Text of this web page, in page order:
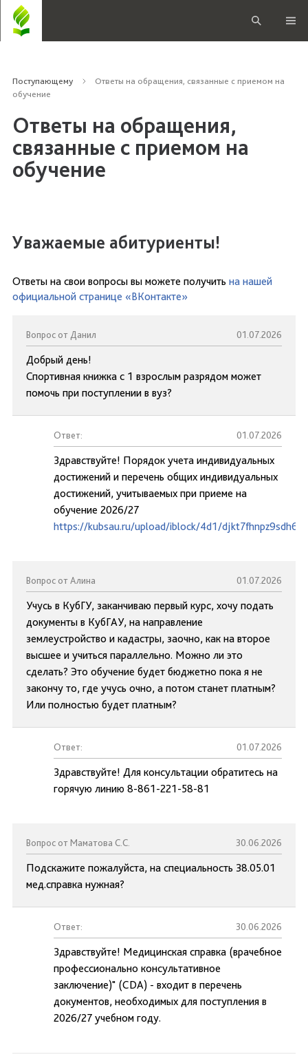
Поступающему
Ответы на обращения, связанные с приемом на
обучение
Ответы на обращения,
связанные с приемом на
обучение
Уважаемые абитуриенты!
Ответы на свои вопросы вы можете получить на нашей
официальной странице «ВКонтакте»
Вопрос от Данил 01.07.2026
Добрый день!
Спортивная книжка с 1 взрослым разрядом может
помочь при поступлении в вуз?
Ответ: 01.07.2026
Здравствуйте! Порядок учета индивидуальных
достижений и перечень общих индивидуальных
достижений, учитываемых при приеме на
обучение 2026/27
https://kubsau.ru/upload/iblock/4d1/
Вопрос от Алина 01.07.2026
Учусь в КубГУ, заканчиваю первый курс, хочу подать
документы в КубГАУ, на направление
землеустройство и кадастры, заочно, как на второе
высшее и учиться параллельно. Можно ли это
сделать? Это обучение будет бюджетно пока я не
закончу то, где учусь очно, а потом станет платным?
Или полностью будет платным?
Ответ: 01.07.2026
Здравствуйте! Для консультации обратитесь на
горячую линию 8-861-221-58-81
Вопрос от Маматова С.С. 30.06.2026
Подскажите пожалуйста, на специальность 38.05.01
мед.справка нужная?
Ответ: 30.06.2026
Здравствуйте! Медицинская справка (врачебное
профессионально консультативное
заключение)" (CDA) - входит в перечень
документов, необходимых для поступления в
2026/27 учебном году.